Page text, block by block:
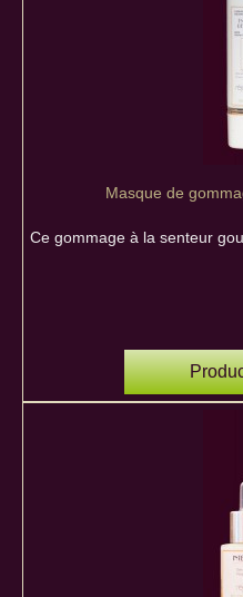
Masque de
Ce gommage à la senteur